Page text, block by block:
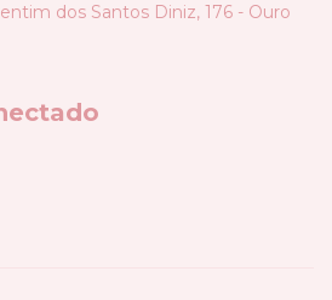
dos Santos Diniz, 176 - Ouro